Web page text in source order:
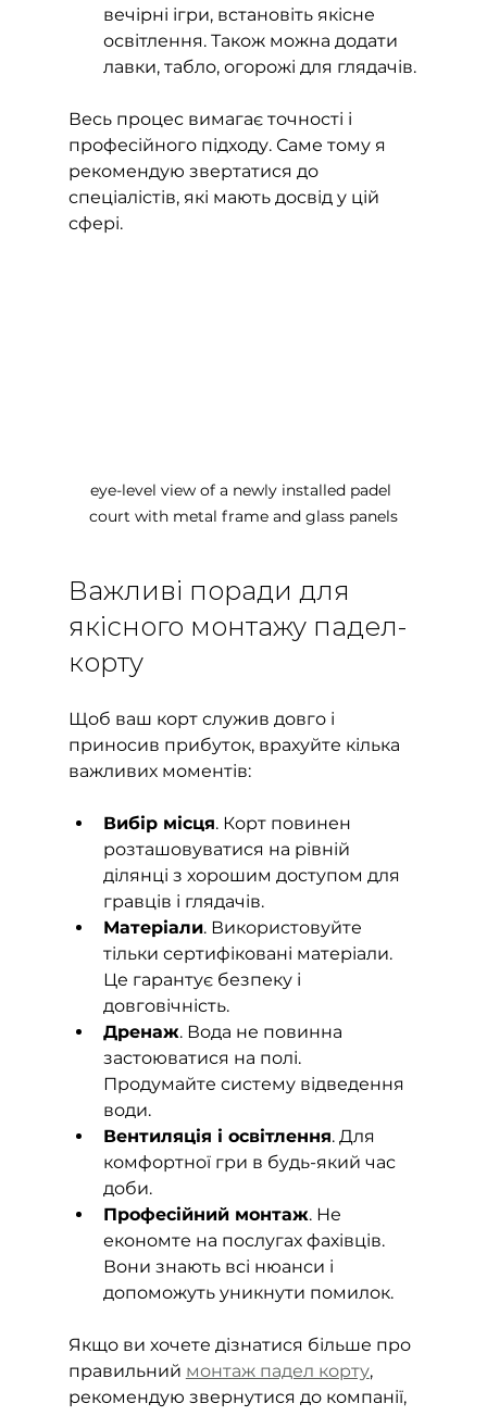
вечірні ігри, встановіть якісне
освітлення. Також можна додати
лавки, табло, огорожі для глядачів.
Весь процес вимагає точності і
професійного підходу. Саме тому я
рекомендую звертатися до
спеціалістів, які мають досвід у цій
сфері.
eye-level view of a newly installed padel
court with metal frame and glass panels
Важливі поради для
якісного монтажу падел-
корту
Щоб ваш корт служив довго і
приносив прибуток, врахуйте кілька
важливих моментів:
Вибір місця. Корт повинен
розташовуватися на рівній
ділянці з хорошим доступом для
гравців і глядачів.
Матеріали. Використовуйте
тільки сертифіковані матеріали.
Це гарантує безпеку і
довговічність.
Дренаж. Вода не повинна
застоюватися на полі.
Продумайте систему відведення
води.
Вентиляція і освітлення. Для
комфортної гри в будь-який час
доби.
Професійний монтаж. Не
економте на послугах фахівців.
Вони знають всі нюанси і
допоможуть уникнути помилок.
Якщо ви хочете дізнатися більше про
правильний монтаж падел корту,
рекомендую звернутися до компанії,